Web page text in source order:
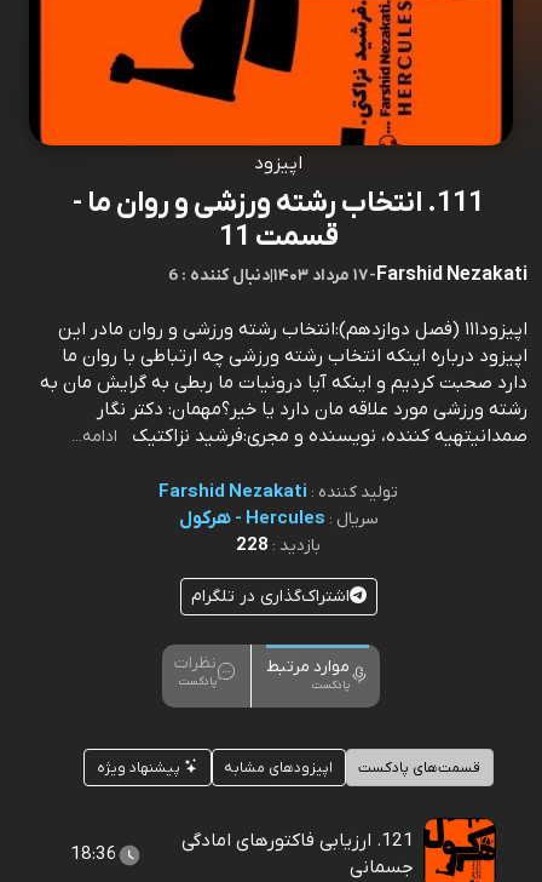
اپیزود
111. انتخاب رشته ورزشی و روان ما -
قسمت 11
Farshid Nezakati
-۱۷ مرداد ۱۴۰۳ |6 : دنبال کننده
اپیزود۱۱۱ (فصل دوازدهم):انتخاب رشته ورزشی و روان مادر این
اپیزود درباره اینکه انتخاب رشته ورزشی چه ارتباطی با روان ما
دارد صحبت کردیم و اینکه آیا درونیات ما ربطی به گرایش مان به
رشته ورزشی مورد علاقه مان دارد یا خیر؟مهمان‌: دکتر نگار
صمدانیتهیه کننده، نویسنده و مجری:فرشید نزاکتیک
ادامه...
تولید کننده : Farshid Nezakati
سریال : Hercules - هرکول
بازدید : 228
اشتراک‌گذاری در تلگرام
موارد مرتبط
پادکست
نظرات
پادکست
قسمت‌های پادکست اپیزودهای مشابه پیشنهاد ویژه
121. ارزیابی فاکتورهای امادگی
جسمانی
18:36